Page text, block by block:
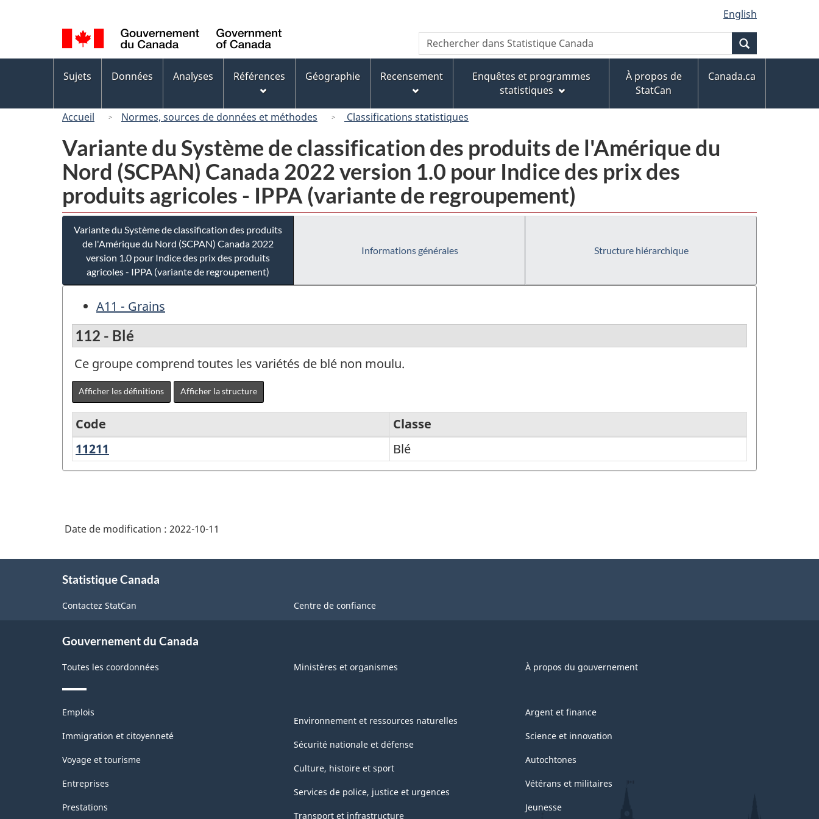
au
contenu
principal
« À
propos
de
ce
version
HTML
simplifiée
de
la
langue
English
Canada
Recherche
Rechercher
dans
Canada
des
Sujets Données Analyses Références Géographie Recensement
Enquêtes et programmes
statistiques
À propos de
StatCan
Canada.ca
Accueil Normes, sources de données et méthodes Classifications statistiques
Variante du Système de classification des produits de l'Amérique du
Nord (SCPAN) Canada 2022 version 1.0 pour Indice des prix des
produits agricoles - IPPA (variante de regroupement)
Variante du Système de classification des produits
de l'Amérique du Nord (SCPAN) Canada 2022
version 1.0 pour Indice des prix des produits
agricoles - IPPA (variante de regroupement)
Informations générales Structure hiérarchique
A11 - Grains
112 - Blé
Ce groupe comprend toutes les variétés de blé non moulu.
Afficher les définitions Afficher la structure
Variante
du
classification
produits
l'Amérique
(SCPAN)
Canada
2022
version
1.0
Indice
des
Code
Classe
11211
Blé
Date de modification : 2022-10-11
Statistique Canada
Contactez StatCan Centre de confiance
Gouvernement du Canada
Toutes les coordonnées Ministères et organismes À propos du gouvernement
Thèmes
sujets
Emplois
Immigration et citoyenneté
Voyage et tourisme
Entreprises
Prestations
Environnement et ressources naturelles
Sécurité nationale et défense
Culture, histoire et sport
Services de police, justice et urgences
Transport et infrastructure
Argent et finance
Science et innovation
Autochtones
Vétérans et militaires
Jeunesse